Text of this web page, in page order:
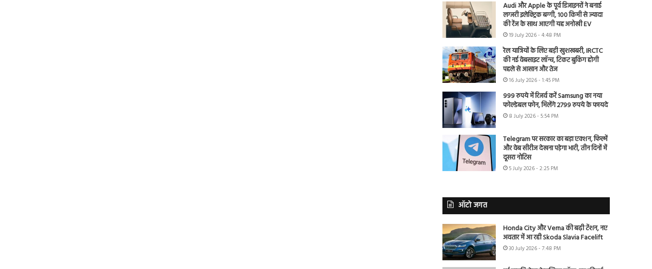
Audi और Apple के पूर्व डिजाइनरों ने बनाई
लग्जरी इलेक्ट्रिक बग्गी, 100 किमी से ज्यादा
की रेंज के साथ आएगी यह अनोखी EV
19 July 2026 - 4:48 PM
रेल यात्रियों के लिए बड़ी खुशखबरी, IRCTC
की नई वेबसाइट लॉन्च, टिकट बुकिंग होगी
पहले से आसान और तेज
16 July 2026 - 1:45 PM
999 रुपये में रिजर्व करें Samsung का नया
फोल्डेबल फोन, मिलेंगे 2799 रुपये के फायदे
8 July 2026 - 5:54 PM
Telegram पर सरकार का बड़ा एक्शन, फिल्में
और वेब सीरीज देखना पड़ेगा भारी, तीन दिनों में
दूसरा नोटिस
5 July 2026 - 2:25 PM
ऑटो जगत
Honda City और Verna की बढ़ी टेंशन, नए
अवतार में आ रही Skoda Slavia Facelift
30 July 2026 - 7:48 PM